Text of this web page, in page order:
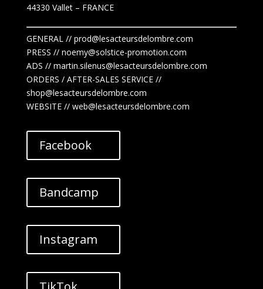
44330 Vallet– FRANCE
GENERAL // prod@lesacteursdelombre.com
PRESS // noemy@solstice-promotion.com
ADS // martin.silenus@lesacteursdelombre.com
ORDERS / AFTER-SALES SERVICE //
shop@lesacteursdelombre.com
WEBSITE // web@lesacteursdelombre.com
Facebook
Bandcamp
Instagram